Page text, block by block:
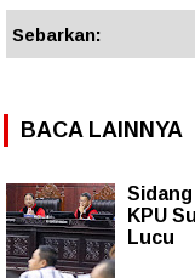
Sebarkan:
BACA LAINNYA
KPU
Lucu